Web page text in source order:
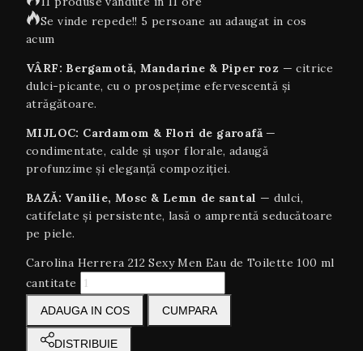
Se vinde repede!! 5 persoane au adaugat in cos
acum
VÂRF: Bergamotă, Mandarine & Piper roz — citrice
dulci-picante, cu o prospețime efervescentă și
atrăgătoare.
MIJLOC: Cardamom & Flori de garoafă —
condimentate, calde și ușor florale, adaugă
profunzime și eleganță compoziției.
BAZĂ: Vanilie, Mosc & Lemn de santal — dulci,
catifelate și persistente, lasă o amprentă seducătoare
pe piele.
Carolina Herrera 212 Sexy Men Eau de Toilette 100 ml
cantitate
ADAUGA IN COS CUMPARA
DISTRIBUIE